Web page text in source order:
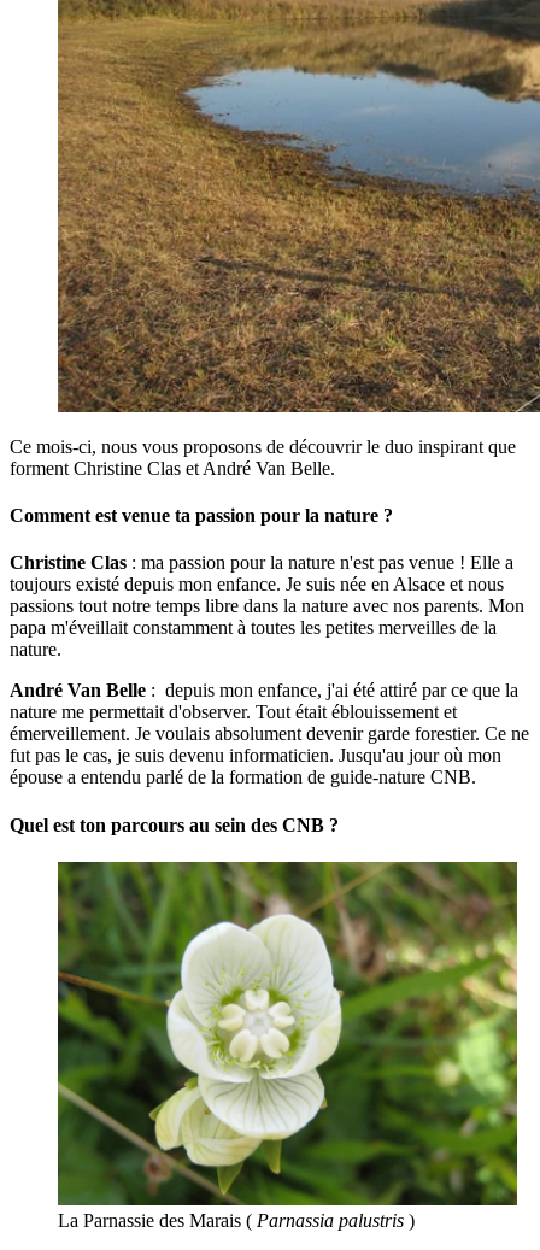
Ce mois-ci, nous vous proposons de découvrir le duo inspirant que
forment Christine Clas et André Van Belle.
Comment est venue ta passion pour la nature ?
Christine Clas : ma passion pour la nature n'est pas venue ! Elle a
toujours existé depuis mon enfance. Je suis née en Alsace et nous
passions tout notre temps libre dans la nature avec nos parents. Mon
papa m'éveillait constamment à toutes les petites merveilles de la
nature.
André Van Belle : depuis mon enfance, j'ai été attiré par ce que la
nature me permettait d'observer. Tout était éblouissement et
émerveillement. Je voulais absolument devenir garde forestier. Ce ne
fut pas le cas, je suis devenu informaticien. Jusqu'au jour où mon
épouse a entendu parlé de la formation de guide-nature CNB.
Quel est ton parcours au sein des CNB ?
La Parnassie des Marais ( Parnassia palustris )